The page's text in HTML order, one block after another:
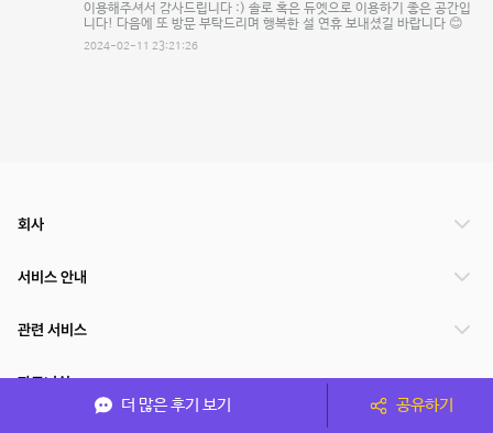
이용해주셔서 감사드립니다 :) 솔로 혹은 듀엣으로 이용하기 좋은 공간입
니다! 다음에 또 방문 부탁드리며 행복한 설 연휴 보내셨길 바랍니다 😊
2024-02-11 23:21:26
더 많은 후기 보기 공유하기
회사
서비스 안내
관련 서비스
파트너쉽